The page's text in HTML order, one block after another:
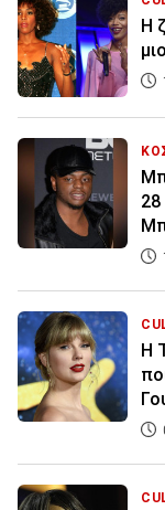
Η
Η